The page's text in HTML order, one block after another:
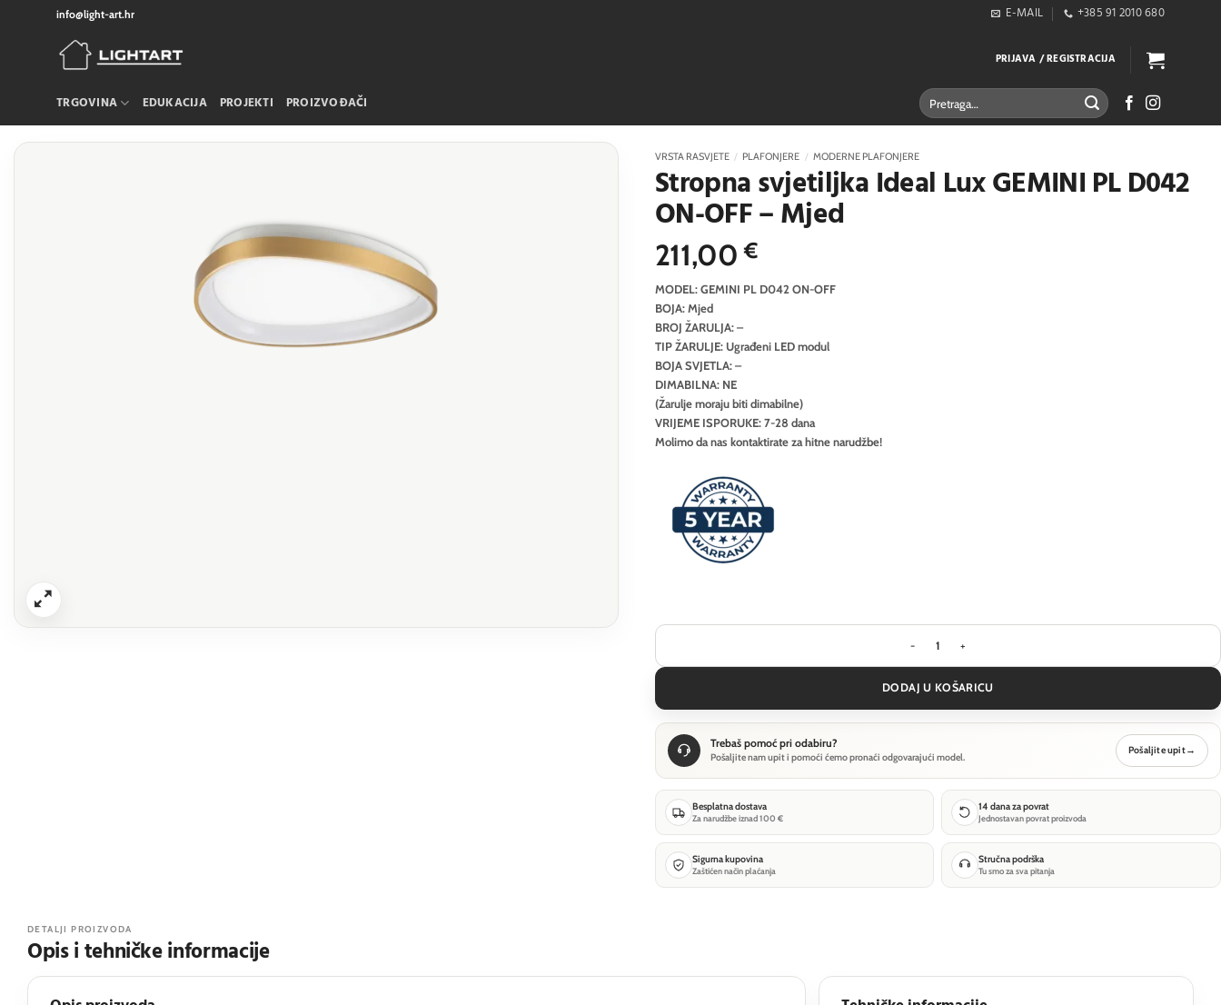
info@light-art.hr E-MAIL +385 91 2010 680
PRIJAVA / REGISTRACIJA
TRGOVINA EDUKACIJA PROJEKTI PROIZVOĐAČI Pretraži:
VRSTA RASVJETE / PLAFONJERE / MODERNE PLAFONJERE
Stropna svjetiljka Ideal Lux GEMINI PL D042
ON-OFF – Mjed
211,00€
MODEL: GEMINI PL D042 ON-OFF
BOJA: Mjed
BROJ ŽARULJA: –
TIP ŽARULJE: Ugrađeni LED modul
BOJA SVJETLA: –
DIMABILNA: NE
(Žarulje moraju biti dimabilne)
VRIJEME ISPORUKE: 7-28 dana
Molimo da nas kontaktirate za hitne narudžbe!
Stropna svjetiljka Ideal Lux GEMINI PL D042 ON-
DODAJ U KOŠARICU
Trebaš pomoć pri odabiru?
Pošaljite nam upit i pomoći ćemo pronaći odgovarajući model.
Pošaljite upit→
Besplatna dostava
Za narudžbe iznad 100 €
14 dana za povrat
Jednostavan povrat proizvoda
Sigurna kupovina
Zaštićen način plaćanja
Stručna podrška
Tu smo za sva pitanja
DETALJI PROIZVODA
Opis i tehničke informacije